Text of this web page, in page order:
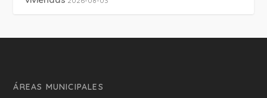
ÁREAS MUNICIPALES